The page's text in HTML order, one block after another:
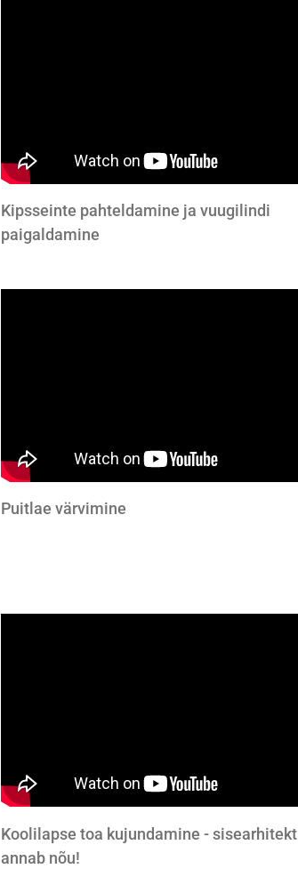
Kipsseinte pahteldamine ja vuugilindi
paigaldamine
Puitlae värvimine
Koolilapse toa kujundamine - sisearhitekt
annab nõu!